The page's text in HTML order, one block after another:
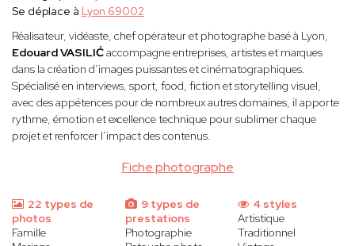
Fiche photographe
Se déplace à Lyon 69002
Réalisateur, vidéaste, chef opérateur et photographe basé à Lyon,
Edouard VASILIĆaccompagne entreprises, artistes et marques
dans la création d’images puissantes et cinématographiques.
Spécialisé en interviews, sport, food, fiction et storytelling visuel,
avec des appétences pour de nombreux autres domaines, il apporte
rythme, émotion et excellence technique pour sublimer chaque
projet et renforcer l’impact des contenus.
22 types de
photos
Famille
9 types de
prestations
Photographie
4 styles
Artistique
Traditionnel